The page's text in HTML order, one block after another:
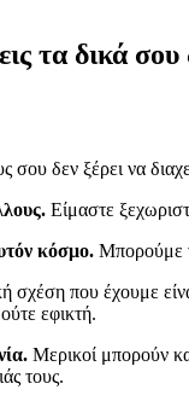
τα δικά
σου δεν ξέρει να
Είμαστε
κόσμο. Μπορούμε
σχέση που έχουμε
εφικτή.
Μερικοί μπορούν
τους.